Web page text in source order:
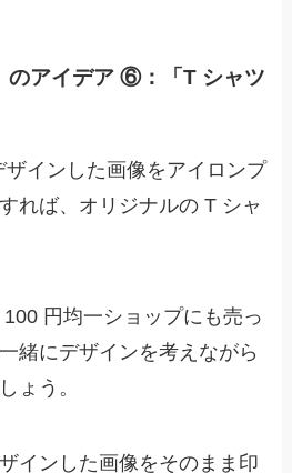
のアイデア ⑥：「T シャツ
ザインした画像をアイロンプ
れば、オリジナルの T シャ
円均一ショップにも売っ
緒にデザインを考えながら
ょう。
インした画像をそのまま印